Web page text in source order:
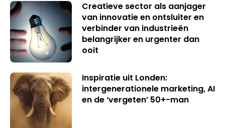
Creatieve sector als aanjager
van innovatie en ontsluiter en
verbinder van industrieën
belangrijker en urgenter dan
ooit
Inspiratie uit Londen:
intergenerationele marketing, AI
en de ‘vergeten’ 50+-man